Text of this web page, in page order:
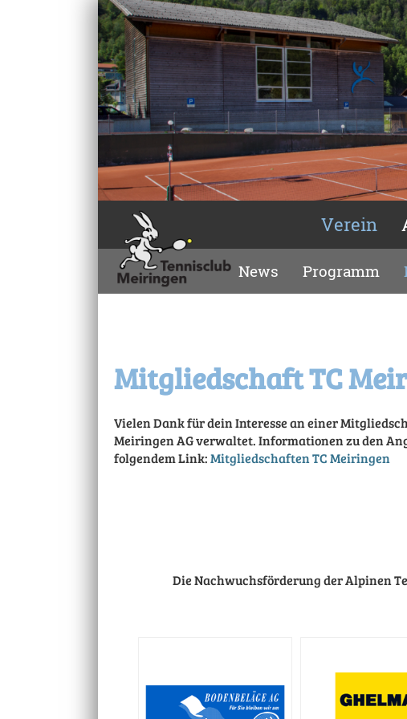
Verein
News Programm
Mitgliedschaft TC
Vielen Dank für dein Interesse an einer
Meiringen AG verwaltet. Informationen zu den
folgendem Link:Mitgliedschaften TC Meiringen
Die Nachwuchsförderung der Alpinen